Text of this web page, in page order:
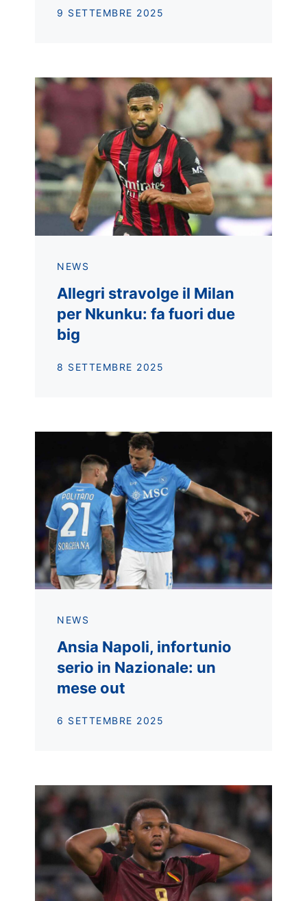
9 SETTEMBRE 2025
NEWS
Allegri stravolge il Milan
per Nkunku: fa fuori due
big
8 SETTEMBRE 2025
NEWS
Ansia Napoli, infortunio
serio in Nazionale: un
mese out
6 SETTEMBRE 2025